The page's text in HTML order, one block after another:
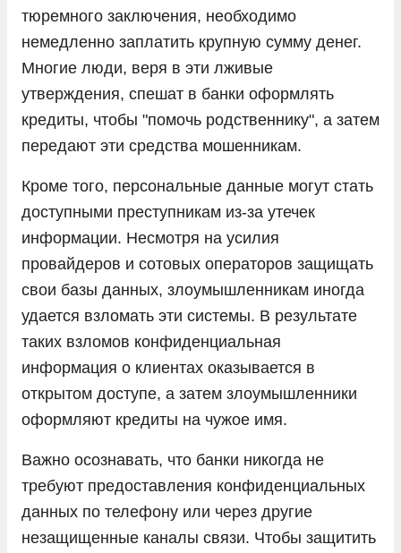
тюремного заключения, необходимо
немедленно заплатить крупную сумму денег.
Многие люди, веря в эти лживые
утверждения, спешат в банки оформлять
кредиты, чтобы "помочь родственнику", а затем
передают эти средства мошенникам.
Кроме того, персональные данные могут стать
доступными преступникам из-за утечек
информации. Несмотря на усилия
провайдеров и сотовых операторов защищать
свои базы данных, злоумышленникам иногда
удается взломать эти системы. В результате
таких взломов конфиденциальная
информация о клиентах оказывается в
открытом доступе, а затем злоумышленники
оформляют кредиты на чужое имя.
Важно осознавать, что банки никогда не
требуют предоставления конфиденциальных
данных по телефону или через другие
незащищенные каналы связи. Чтобы защитить